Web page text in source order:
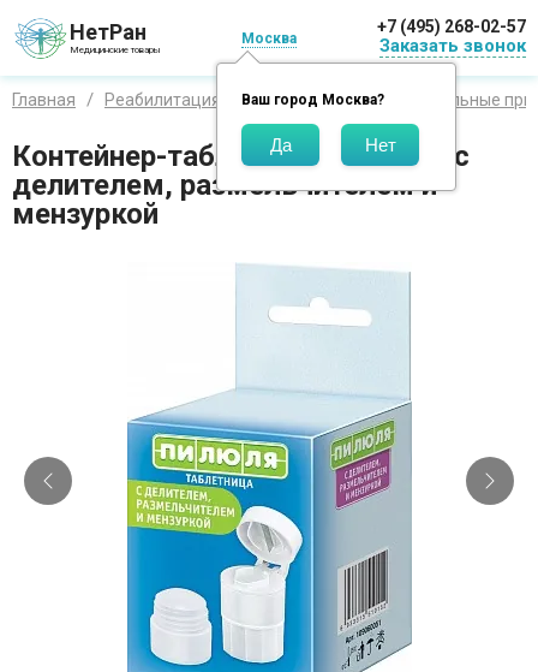
НетРан
Медицинские товары
Москва
Ваш город Москва?
+7 (495) 268-02-57
Заказать звонок
Главная Реабилитация Санитарные и дополнительные
Контейнер-таблетница Пилюля c
делителем, размельчителем и
мензуркой